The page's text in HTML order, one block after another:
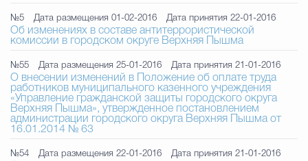
№5 Дата размещения 01-02-2016 Дата принятия 22-01-2016
Об изменениях в составе антитеррористической
комиссии в городском округе Верхняя Пышма
№55 Дата размещения 25-01-2016 Дата принятия 21-01-2016
О внесении изменений в Положение об оплате труда
работников муниципального казенного учреждения
«Управление гражданской защиты городского округа
Верхняя Пышма», утвержденное постановлением
администрации городского округа Верхняя Пышма от
16.01.2014 № 63
№54 Дата размещения 22-01-2016 Дата принятия 21-01-2016